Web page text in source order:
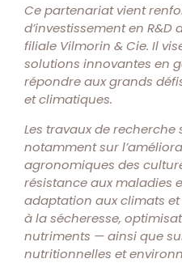
Ce partenariat vient
d’investissement en
filiale Vilmorin & Cie. Il
solutions innovantes en
répondre aux grands
et climatiques.
Les travaux de
notamment sur
agronomiques des
résistance aux maladies
adaptation aux climats
à la sécheresse,
nutriments — ainsi que
nutritionnelles et